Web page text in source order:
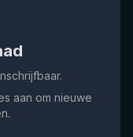
aan om nieuwe